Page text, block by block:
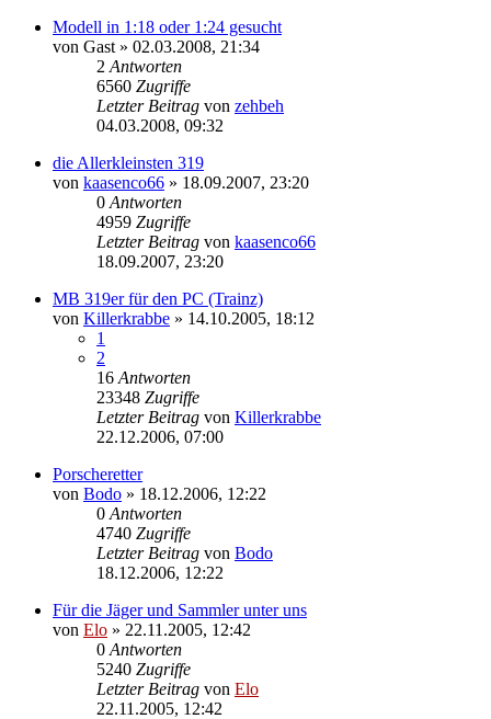
Modell in 1:18 oder 1:24 gesucht
von Gast » 02.03.2008, 21:34
2 Antworten
6560 Zugriffe
Letzter Beitrag von zehbeh
04.03.2008, 09:32
die Allerkleinsten 319
von kaasenco66 » 18.09.2007, 23:20
0 Antworten
4959 Zugriffe
Letzter Beitrag von kaasenco66
18.09.2007, 23:20
MB 319er für den PC (Trainz)
von Killerkrabbe » 14.10.2005, 18:12
1
2
16 Antworten
23348 Zugriffe
Letzter Beitrag von Killerkrabbe
22.12.2006, 07:00
Porscheretter
von Bodo » 18.12.2006, 12:22
0 Antworten
4740 Zugriffe
Letzter Beitrag von Bodo
18.12.2006, 12:22
Für die Jäger und Sammler unter uns
von Elo » 22.11.2005, 12:42
0 Antworten
5240 Zugriffe
Letzter Beitrag von Elo
22.11.2005, 12:42